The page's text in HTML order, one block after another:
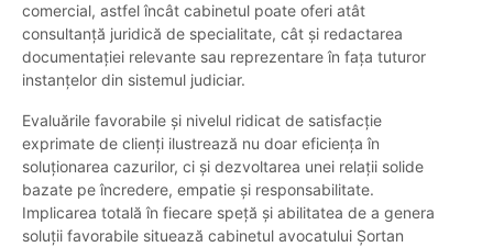
comercial, astfel încât cabinetul poate oferi atât
consultanță juridică de specialitate, cât și redactarea
documentației relevante sau reprezentare în fața tuturor
instanțelor din sistemul judiciar.
Evaluările favorabile și nivelul ridicat de satisfacție
exprimate de clienți ilustrează nu doar eficiența în
soluționarea cazurilor, ci și dezvoltarea unei relații solide
bazate pe încredere, empatie și responsabilitate.
Implicarea totală în fiecare speță și abilitatea de a genera
soluții favorabile situează cabinetul avocatului Șortan